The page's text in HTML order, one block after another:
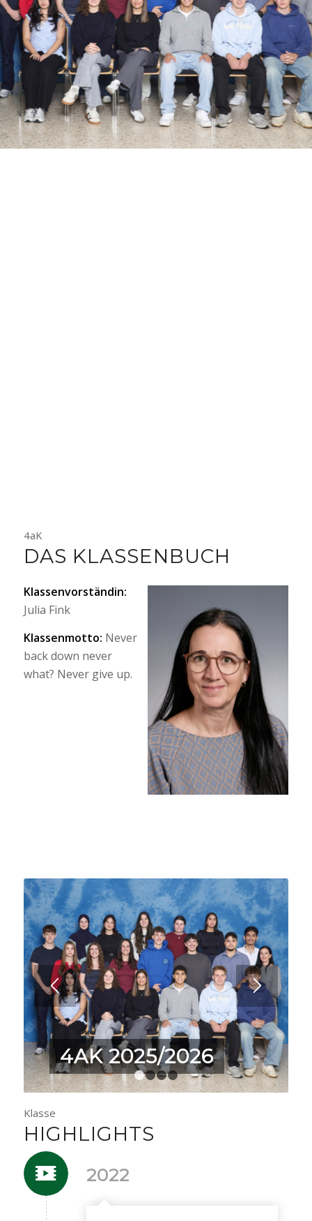
4aK
DAS KLASSENBUCH
Klassenvorständin:
Julia Fink
Klassenmotto: Never
back down never
what? Never give up.
4AK 2025/2026
1 2 3 4
Klasse
HIGHLIGHTS
2022